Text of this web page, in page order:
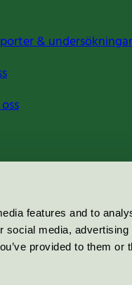
features and to
social media, advertising
provided to them or
& undersökningar